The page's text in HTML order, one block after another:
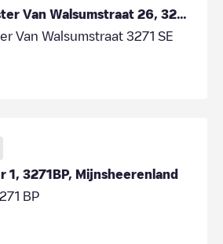
NL, Burgemeester Van Walsumstraat 26, 3271 BT Mijnsheerenland
Van Walsumstraat 3271 SE
1, 3271BP, Mijnsheerenland
BP